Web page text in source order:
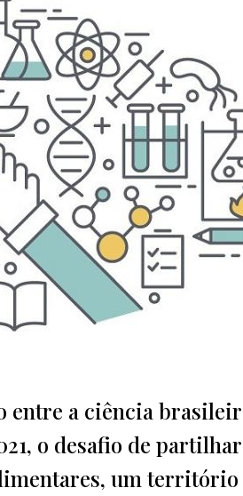
entre a ciência
o desafio de
um